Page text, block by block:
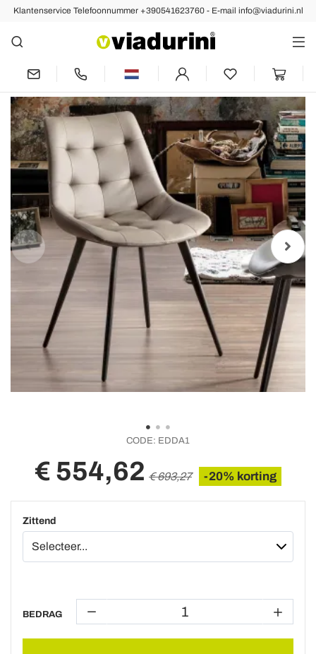
Klantenservice Telefoonnummer +390541623760 - E-mail info@viadurini.nl
Vorige Volgende
Gestoffeerde eetkamerstoel in kunstleer
met zwarte poten, 2 stuks - Edda
CODE: EDDA1
€ 554,62 € 693,27 -20% korting
Zittend
BEDRAG